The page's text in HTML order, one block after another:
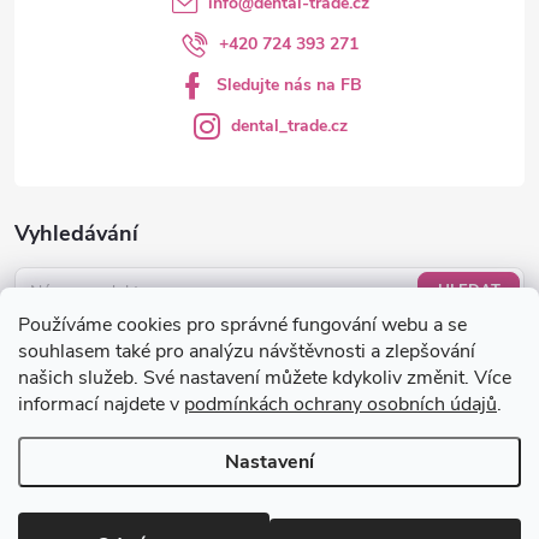
Používáme cookies pro správné fungování webu a se
souhlasem také pro analýzu návštěvnosti a zlepšování
našich služeb. Své nastavení můžete kdykoliv změnit. Více
informací najdete v podmínkách ochrany osobních údajů.
Nastavení
Vyhledávání
HLEDAT
Nákupní košík
0KS /0 KČ
+420 724 393 271
Sledujte nás na FB
dental_trade.cz
Copyright 2026dental-trade.cz. Všechna práva vyhrazena.Upravit
nastavení cookies